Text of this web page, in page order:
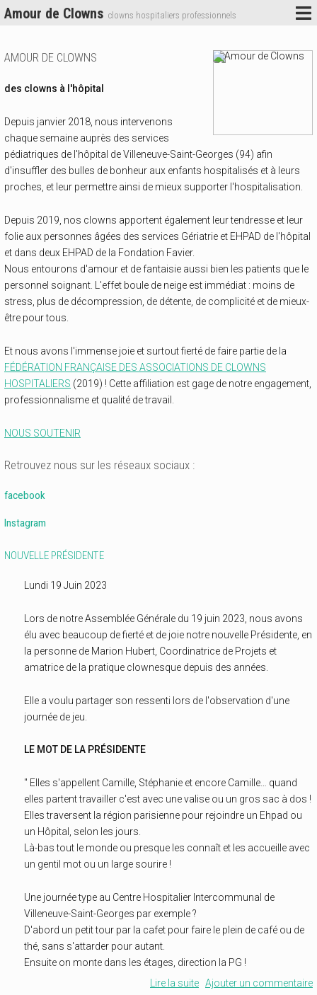
Amour de Clowns clowns hospitaliers professionnels
AMOUR DE CLOWNS
des clowns à l'hôpital
Depuis janvier 2018, nous intervenons
chaque semaine auprès des services
pédiatriques de l'hôpital de Villeneuve-Saint-Georges (94) afin
d'insuffler des bulles de bonheur aux enfants hospitalisés et à leurs
proches, et leur permettre ainsi de mieux supporter l'hospitalisation.
Depuis 2019, nos clowns apportent également leur tendresse et leur
folie aux personnes âgées des services Gériatrie et EHPAD de l'hôpital
et dans deux EHPAD de la Fondation Favier.
Nous entourons d'amour et de fantaisie aussi bien les patients que le
personnel soignant. L'effet boule de neige est immédiat : moins de
stress, plus de décompression, de détente, de complicité et de mieux-
être pour tous.
Et nous avons l'immense joie et surtout fierté de faire partie de la
FÉDÉRATION FRANÇAISE DES ASSOCIATIONS DE CLOWNS
HOSPITALIERS (2019) ! Cette affiliation est gage de notre engagement,
professionnalisme et qualité de travail.
NOUS SOUTENIR
Retrouvez nous sur les réseaux sociaux :
facebook
Instagram
NOUVELLE PRÉSIDENTE
Lundi 19 Juin 2023
Lors de notre Assemblée Générale du 19 juin 2023, nous avons
élu avec beaucoup de fierté et de joie notre nouvelle Présidente, en
la personne de Marion Hubert, Coordinatrice de Projets et
amatrice de la pratique clownesque depuis des années.
Elle a voulu partager son ressenti lors de l'observation d'une
journée de jeu.
LE MOT DE LA PRÉSIDENTE
" Elles s'appellent Camille, Stéphanie et encore Camille… quand
elles partent travailler c'est avec une valise ou un gros sac à dos !
Elles traversent la région parisienne pour rejoindre un Ehpad ou
un Hôpital, selon les jours.
Là-bas tout le monde ou presque les connaît et les accueille avec
un gentil mot ou un large sourire !
Une journée type au Centre Hospitalier Intercommunal de
Villeneuve-Saint-Georges par exemple ?
D'abord un petit tour par la cafet pour faire le plein de café ou de
thé, sans s'attarder pour autant.
Ensuite on monte dans les étages, direction la PG !
Lire la suite Ajouter un commentaire